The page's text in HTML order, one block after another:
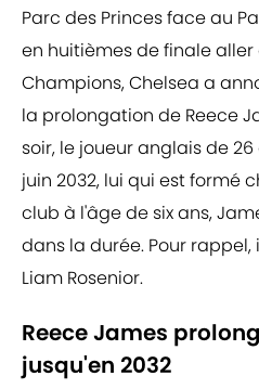
Parc des Princes face au
en huitièmes de finale aller
Champions, Chelsea a
la prolongation de Reece
soir, le joueur anglais de
juin 2032, lui qui est formé
club à l'âge de six ans,
dans la durée. Pour
Liam Rosenior.
Reece James
jusqu'en 2032